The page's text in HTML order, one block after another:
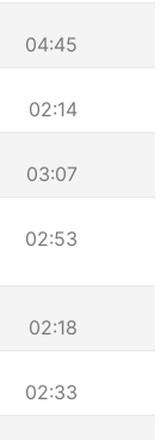
04:45
02:14
03:07
02:53
02:18
02:33